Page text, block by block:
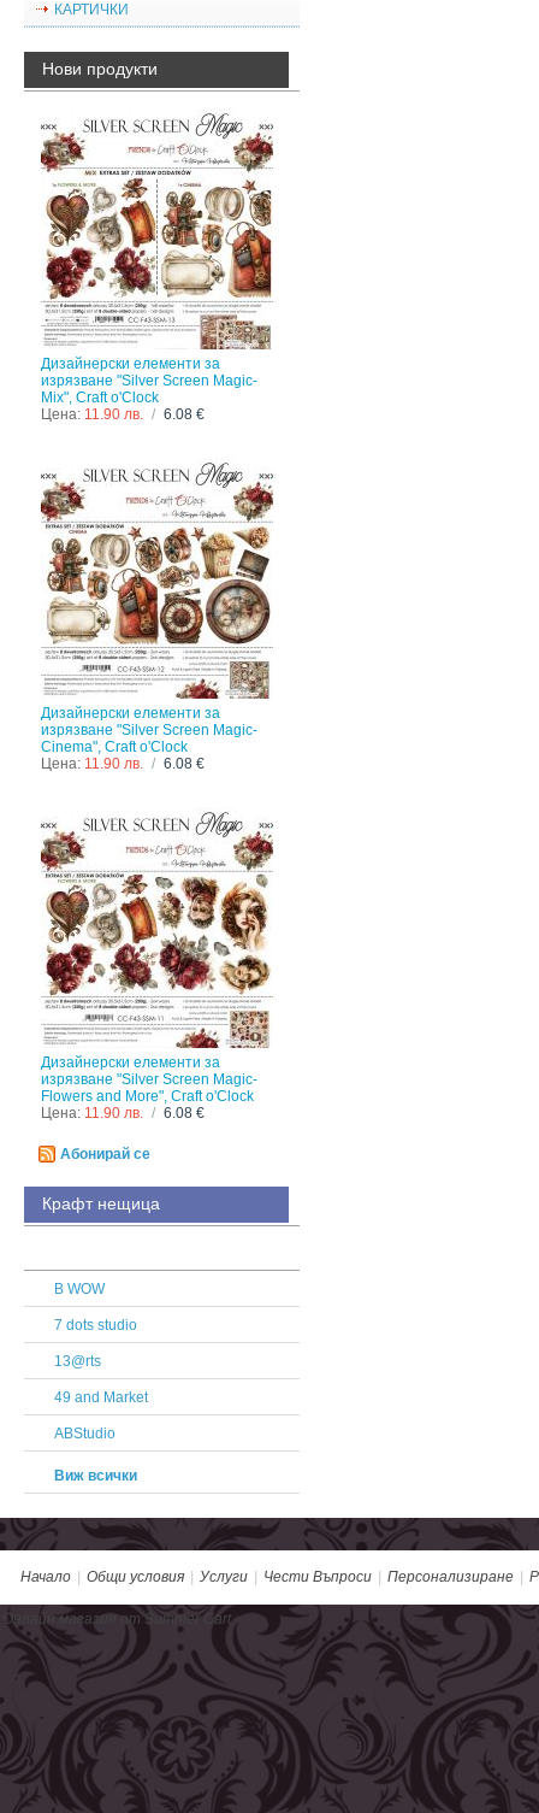
КАРТИЧКИ
Нови продукти
Дизайнерски елементи за
изрязване "Silver Screen Magic-
Mix", Craft o'Clock
Цена: 11.90 лв. / 6.08 €
Дизайнерски елементи за
изрязване "Silver Screen Magic-
Cinema", Craft o'Clock
Цена: 11.90 лв. / 6.08 €
Дизайнерски елементи за
изрязване "Silver Screen Magic-
Flowers and More", Craft o'Clock
Цена: 11.90 лв. / 6.08 €
Абонирай се
Крафт нещица
B WOW
7 dots studio
13@rts
49 and Market
ABStudio
Виж всички
Начало Общи условия Услуги Чести Въпроси Персонализиране
Онлайн магазин от Summer Cart